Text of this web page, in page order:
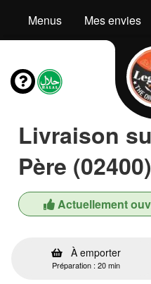
Menus Mes envies
Livraison
Père (02400)
Actuellement
À emporter
Préparation : 20 min